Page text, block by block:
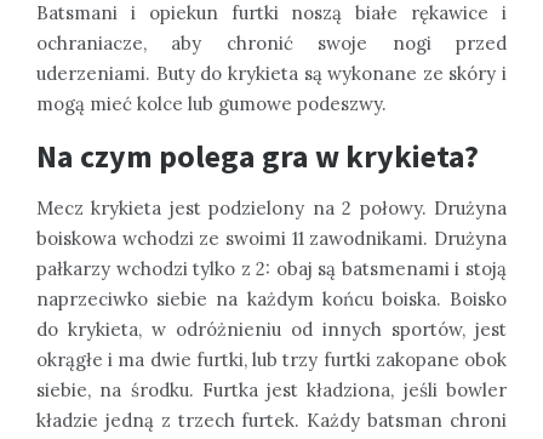
Batsmani i opiekun furtki noszą białe rękawice i
ochraniacze, aby chronić swoje nogi przed
uderzeniami. Buty do krykieta są wykonane ze skóry i
mogą mieć kolce lub gumowe podeszwy.
Na czym polega gra w krykieta?
Mecz krykieta jest podzielony na 2 połowy. Drużyna
boiskowa wchodzi ze swoimi 11 zawodnikami. Drużyna
pałkarzy wchodzi tylko z 2: obaj są batsmenami i stoją
naprzeciwko siebie na każdym końcu boiska. Boisko
do krykieta, w odróżnieniu od innych sportów, jest
okrągłe i ma dwie furtki, lub trzy furtki zakopane obok
siebie, na środku. Furtka jest kładziona, jeśli bowler
kładzie jedną z trzech furtek. Każdy batsman chroni